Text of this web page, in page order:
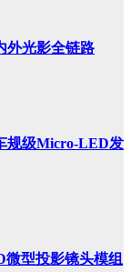
外光影全链路
规级Micro-LED发
型投影镜头模组